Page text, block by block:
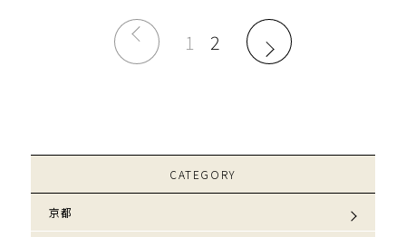
1 2
CATEGORY
京都